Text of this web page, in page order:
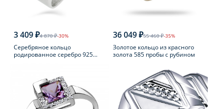
3 409 ₽4 870 ₽-30%
Серебряное кольцо
родированное серебро 925
36 049 ₽55 460 ₽-35%
Золотое кольцо из красного
золота 585 пробы с рубином